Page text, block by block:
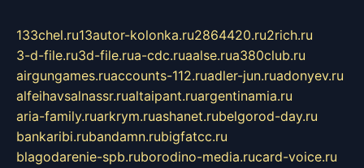
133chel.ru13autor-kolonka.ru2864420.ru2rich.ru
3-d-file.ru3d-file.rua-cdc.ruaalse.rua380club.ru
airgungames.ruaccounts-112.ruadler-jun.ruadonyev.ru
alfeihavsalnassr.rualtaipant.ruargentinamia.ru
aria-family.ruarkrym.ruashanet.rubelgorod-day.ru
bankaribi.rubandamn.rubigfatcc.ru
blagodarenie-spb.ruborodino-media.rucard-voice.ru